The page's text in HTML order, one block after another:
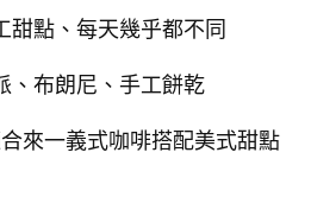
甜點、每天幾乎都不同
、布朗尼、手工餅乾
來一義式咖啡搭配美式甜點